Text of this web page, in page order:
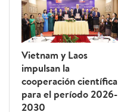
Vietnam y Laos
impulsan la
cooperación científica
para el período 2026-
2030